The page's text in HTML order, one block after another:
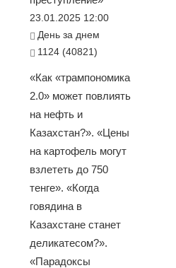
23.01.2025 12:00
День за днем
1124 (40821)
«Как «трампономика
2.0» может повлиять
на нефть и
Казахстан?». «Цены
на картофель могут
взлететь до 750
тенге». «Когда
говядина в
Казахстане станет
деликатесом?».
«Парадоксы